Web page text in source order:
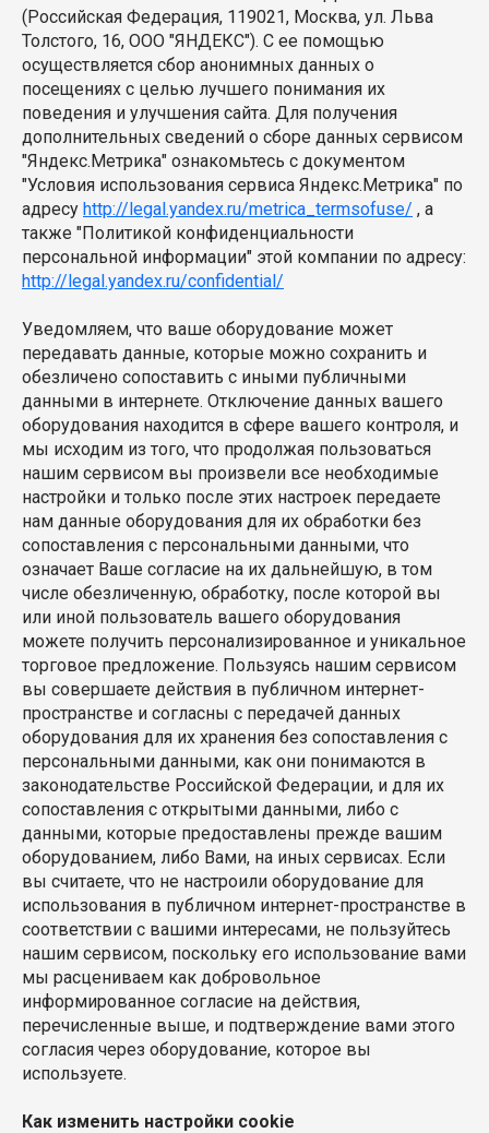
(Российская Федерация, 119021, Москва, ул. Льва
Толстого, 16, ООО "ЯНДЕКС"). С ее помощью
осуществляется сбор анонимных данных о
посещениях с целью лучшего понимания их
поведения и улучшения сайта. Для получения
дополнительных сведений о сборе данных сервисом
"Яндекс.Метрика" ознакомьтесь с документом
"Условия использования сервиса Яндекс.Метрика" по
адресу http://legal.yandex.ru/metrica_termsofuse/ , а
также "Политикой конфиденциальности
персональной информации" этой компании по адресу:
http://legal.yandex.ru/confidential/
Уведомляем, что ваше оборудование может
передавать данные, которые можно сохранить и
обезличено сопоставить с иными публичными
данными в интернете. Отключение данных вашего
оборудования находится в сфере вашего контроля, и
мы исходим из того, что продолжая пользоваться
нашим сервисом вы произвели все необходимые
настройки и только после этих настроек передаете
нам данные оборудования для их обработки без
сопоставления с персональными данными, что
означает Ваше согласие на их дальнейшую, в том
числе обезличенную, обработку, после которой вы
или иной пользователь вашего оборудования
можете получить персонализированное и уникальное
торговое предложение. Пользуясь нашим сервисом
вы совершаете действия в публичном интернет-
пространстве и согласны с передачей данных
оборудования для их хранения без сопоставления с
персональными данными, как они понимаются в
законодательстве Российской Федерации, и для их
сопоставления с открытыми данными, либо с
данными, которые предоставлены прежде вашим
оборудованием, либо Вами, на иных сервисах. Если
вы считаете, что не настроили оборудование для
использования в публичном интернет-пространстве в
соответствии с вашими интересами, не пользуйтесь
нашим сервисом, поскольку его использование вами
мы расцениваем как добровольное
информированное согласие на действия,
перечисленные выше, и подтверждение вами этого
согласия через оборудование, которое вы
используете.
Как изменить настройки cookie